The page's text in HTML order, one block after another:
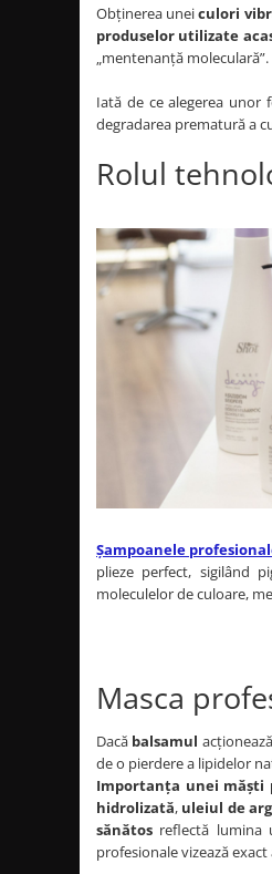
Storcatoare tuburi vopsea
Boluri pentru vopsit parul
Ondulatoare de par
Placa de creponat parul
Placi de indreptat parul
Uscatoare de par | feonuri
Difuzor pentru uscator de par |
Accesorii coafor
Cleme de par
Agrafe de par
Clipsuri de par
Permanent par
Pelerine de tuns profesionale
Pudre fixare par
Cordelute de par
Burete pentru coc
Bandane | turbane
Suporturi ustensile
Mobilier barber
Produse gene si sprancene
Kit laminare gene si sprancene
Obținerea uneiculori
produselor utilizate
„mentenanță moleculară”.
Iată de ce alegerea unor
degradarea prematură a
Rolul
Șampoanele
plieze perfect, sigilând
moleculelor de culoare,
Masca
Dacă balsamul
de o pierdere a lipidelor
Importanța unei măști
hidrolizată, uleiul de
sănătos reflectă lumina
profesionale vizează